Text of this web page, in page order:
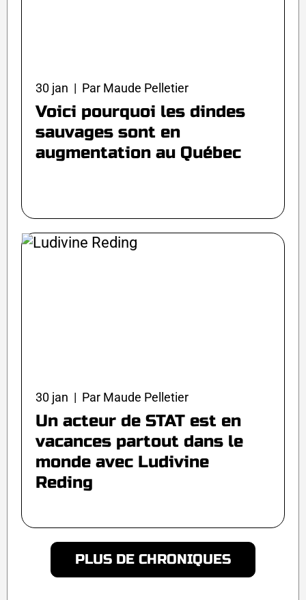
30 jan | Par Maude Pelletier
Voici pourquoi les dindes
sauvages sont en
augmentation au Québec
30 jan | Par Maude Pelletier
Un acteur de STAT est en
vacances partout dans le
monde avec Ludivine
Reding
PLUS DE CHRONIQUES